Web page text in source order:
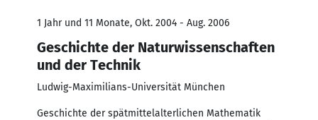
1 Jahr und 11 Monate, Okt. 2004 - Aug. 2006
Geschichte der Naturwissenschaften
und der Technik
Ludwig-Maximilians-Universität München
Geschichte der spätmittelalterlichen Mathematik